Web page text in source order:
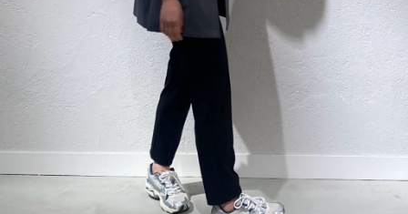
スタイリング
特集
ブランド一覧